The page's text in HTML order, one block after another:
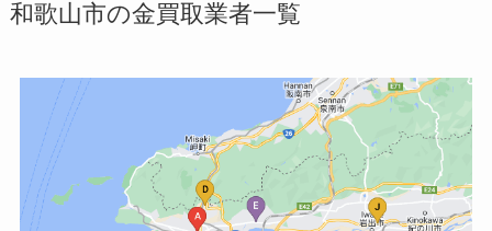
和歌山市の金買取業者一覧